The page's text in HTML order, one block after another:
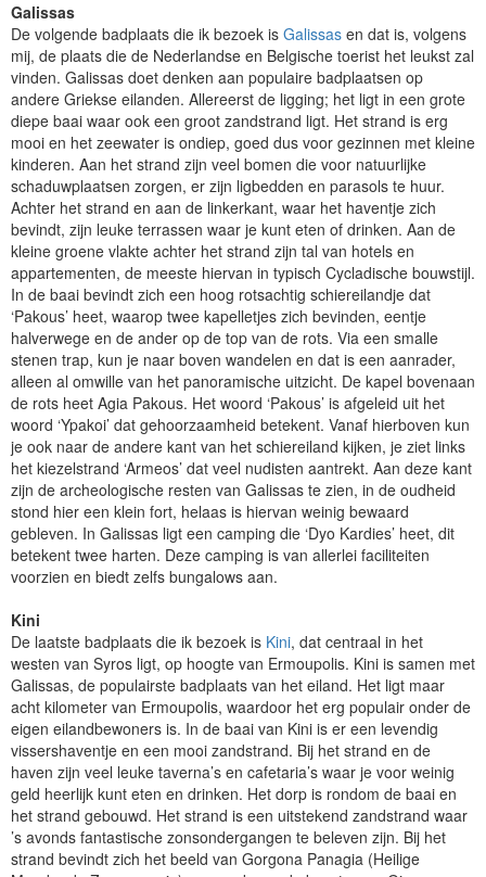
Galissas
De volgende badplaats die ik bezoek is Galissas en dat is, volgens
mij, de plaats die de Nederlandse en Belgische toerist het leukst zal
vinden. Galissas doet denken aan populaire badplaatsen op
andere Griekse eilanden. Allereerst de ligging; het ligt in een grote
diepe baai waar ook een groot zandstrand ligt. Het strand is erg
mooi en het zeewater is ondiep, goed dus voor gezinnen met kleine
kinderen. Aan het strand zijn veel bomen die voor natuurlijke
schaduwplaatsen zorgen, er zijn ligbedden en parasols te huur.
Achter het strand en aan de linkerkant, waar het haventje zich
bevindt, zijn leuke terrassen waar je kunt eten of drinken. Aan de
kleine groene vlakte achter het strand zijn tal van hotels en
appartementen, de meeste hiervan in typisch Cycladische bouwstijl.
In de baai bevindt zich een hoog rotsachtig schiereilandje dat
‘Pakous’ heet, waarop twee kapelletjes zich bevinden, eentje
halverwege en de ander op de top van de rots. Via een smalle
stenen trap, kun je naar boven wandelen en dat is een aanrader,
alleen al omwille van het panoramische uitzicht. De kapel bovenaan
de rots heet Agia Pakous. Het woord ‘Pakous’ is afgeleid uit het
woord ‘Ypakoi’ dat gehoorzaamheid betekent. Vanaf hierboven kun
je ook naar de andere kant van het schiereiland kijken, je ziet links
het kiezelstrand ‘Armeos’ dat veel nudisten aantrekt. Aan deze kant
zijn de archeologische resten van Galissas te zien, in de oudheid
stond hier een klein fort, helaas is hiervan weinig bewaard
gebleven. In Galissas ligt een camping die ‘Dyo Kardies’ heet, dit
betekent twee harten. Deze camping is van allerlei faciliteiten
voorzien en biedt zelfs bungalows aan.
Kini
De laatste badplaats die ik bezoek is Kini, dat centraal in het
westen van Syros ligt, op hoogte van Ermoupolis. Kini is samen met
Galissas, de populairste badplaats van het eiland. Het ligt maar
acht kilometer van Ermoupolis, waardoor het erg populair onder de
eigen eilandbewoners is. In de baai van Kini is er een levendig
vissershaventje en een mooi zandstrand. Bij het strand en de
haven zijn veel leuke taverna’s en cafetaria’s waar je voor weinig
geld heerlijk kunt eten en drinken. Het dorp is rondom de baai en
het strand gebouwd. Het strand is een uitstekend zandstrand waar
’s avonds fantastische zonsondergangen te beleven zijn. Bij het
strand bevindt zich het beeld van Gorgona Panagia (Heilige